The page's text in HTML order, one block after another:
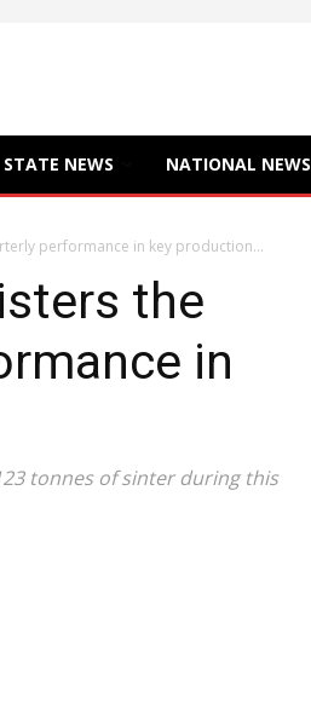
STATE NEWS NATIONAL NEWS
performance in key production...
the
in
tonnes of sinter during this